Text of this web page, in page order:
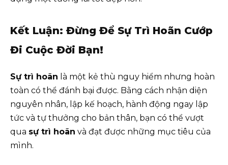
Kết Luận: Đừng Để Sự Trì Hoãn Cướp
Đi Cuộc Đời Bạn!
Sự trì hoãn là một kẻ thù nguy hiểm nhưng hoàn
toàn có thể đánh bại được. Bằng cách nhận diện
nguyên nhân, lập kế hoạch, hành động ngay lập
tức và tự thưởng cho bản thân, bạn có thể vượt
qua sự trì hoãn và đạt được những mục tiêu của
mình.